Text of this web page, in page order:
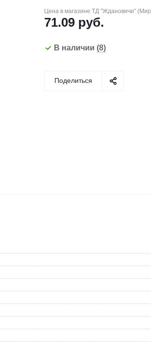
Цена в магазине ТД "Ждановичи"
71.09 руб.
В наличии (8)
Поделиться